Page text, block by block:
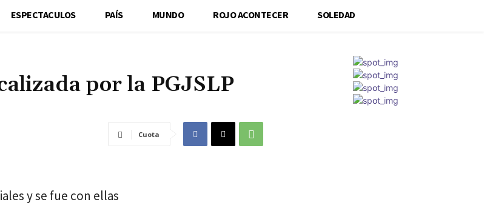
ESPECTACULOS PAÍS MUNDO ROJO ACONTECER SOLEDAD
por la PGJSLP
Cuota
y se fue con ellas